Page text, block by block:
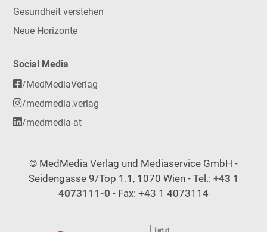
Gesundheit verstehen
Neue Horizonte
Social Media
/MedMediaVerlag
/medmedia.verlag
/medmedia-at
© MedMedia Verlag und Mediaservice GmbH -
Seidengasse 9/Top 1.1, 1070 Wien - Tel.: +43 1
4073111-0 - Fax: +43 1 4073114